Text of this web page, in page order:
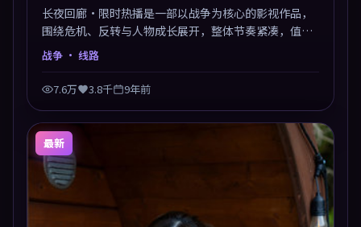
长夜回廊·限时热播是一部以战争为核心的影视作品，
围绕危机、反转与人物成长展开，整体节奏紧凑，值得
推荐观看。
战争 · 线路
7.6万 3.8千 9年前
最新